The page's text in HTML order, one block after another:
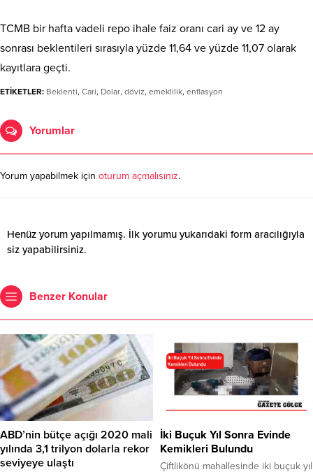
TCMB bir hafta vadeli repo ihale faiz oranı cari ay ve 12 ay
sonrası beklentileri sırasıyla yüzde 11,64 ve yüzde 11,07 olarak
kayıtlara geçti.
ETİKETLER: Beklenti, Cari, Dolar, döviz, emeklilik, enflasyon
Yorumlar
Yorum yapabilmek için oturum açmalısınız.
Henüz yorum yapılmamış. İlk yorumu yukarıdaki form aracılığıyla
siz yapabilirsiniz.
Benzer Konular
ABD’nin bütçe açığı 2020 mali
yılında 3,1 trilyon dolarla rekor
seviyeye ulaştı
İki Buçuk Yıl Sonra Evinde
Kemikleri Bulundu
Çiftlikönü mahallesinde iki buçuk yıl